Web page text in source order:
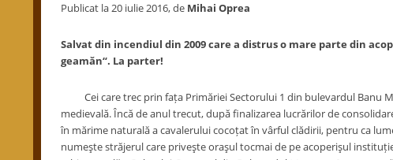
Publicat la 20 iulie 2016, de Mihai Oprea
Salvat din incendiul din 2009 care a distrus o mare parte din
geamăn“. La parter!
Cei care trec prin fața Primăriei Sectorului 1 din bulevardul Banu
medievală. Încă de anul trecut, după finalizarea lucrărilor de
în mărime naturală a cavalerului cocoțat în vârful clădirii, pentru ca
numeşte străjerul care priveşte oraşul tocmai de pe acoperişul